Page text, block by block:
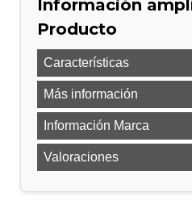
Información
Producto
Características
Más información
Información Marca
Valoraciones